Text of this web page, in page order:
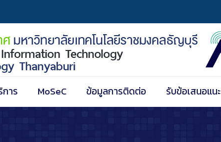
การ MoSeC ข้อมูลการติดต่อ รับข้อเสนอแนะ